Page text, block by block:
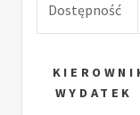
Dostępność
WYDATEK